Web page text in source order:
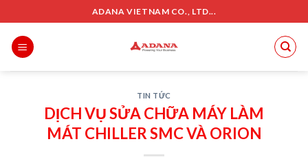
to
content
ADANA VIETNAM CO., LTD...
TIN TỨC
DỊCH VỤ SỬA CHỮA MÁY LÀM
MÁT CHILLER SMC VÀ ORION